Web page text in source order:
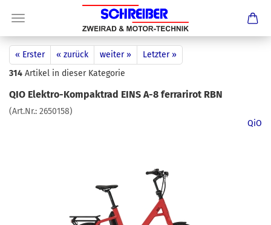
« Erster « zurück weiter »
Letzter »
314 Artikel in dieser Kategorie
QIO Elektro-Kompaktrad EINS A-8 ferrarirot RBN
(Art.Nr.: 2650158)
QiO